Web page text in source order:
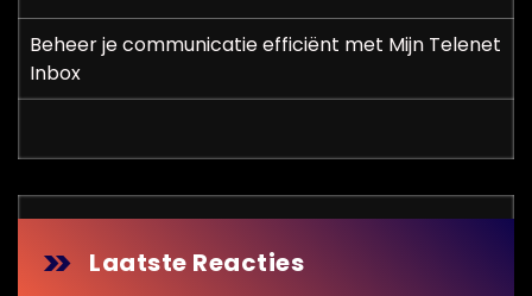
Beheer je communicatie efficiënt met Mijn Telenet
Inbox
Laatste Reacties